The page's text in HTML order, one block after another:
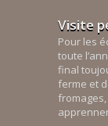
Visite
Pour les
toute
final
ferme et